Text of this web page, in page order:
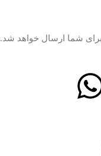
برای شما ارسال خواهد شد.